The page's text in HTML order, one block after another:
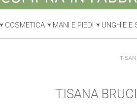
COSMETICA MANI E PIEDI UNGHIE E
TISANA